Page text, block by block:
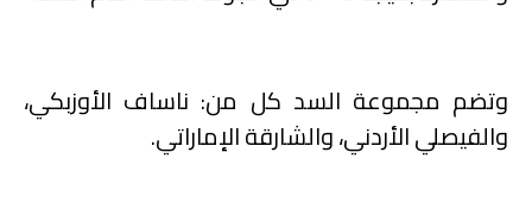
وتضم مجموعة السد كل من: ناساف الأوزبكي،
والفيصلي الأردني، والشارقة الإماراتي.